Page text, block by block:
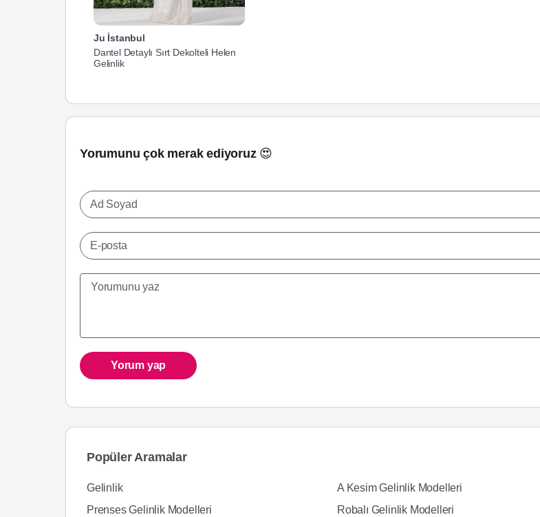
Ju İstanbul
Dantel Detaylı Sırt Dekolteli Helen
Gelinlik
Yorumunu çok merak ediyoruz 😍
Ad Soyad
E-posta
Yorum yap
Popüler Aramalar
Gelinlik A Kesim Gelinlik Modelleri
Prenses Gelinlik Modelleri
Robalı Gelinlik Modelleri